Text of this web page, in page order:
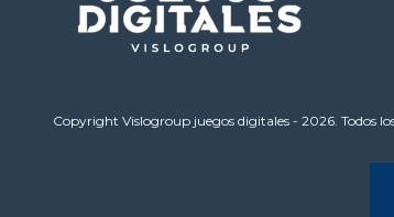
Copyright Vislogroup juegos digitales - 2026. Todos